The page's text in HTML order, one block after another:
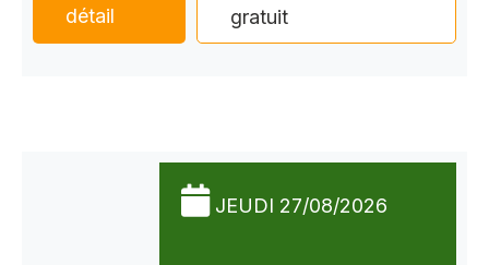
détail
gratuit
JEUDI 27/08/2026